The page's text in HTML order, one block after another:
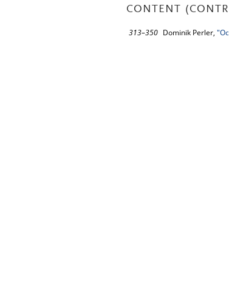
CONTENT
313–350 Dominik Perler,